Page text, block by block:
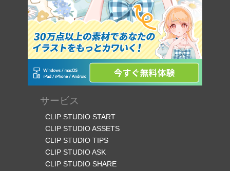
サービス
CLIP STUDIO START
CLIP STUDIO ASSETS
CLIP STUDIO TIPS
CLIP STUDIO ASK
CLIP STUDIO SHARE